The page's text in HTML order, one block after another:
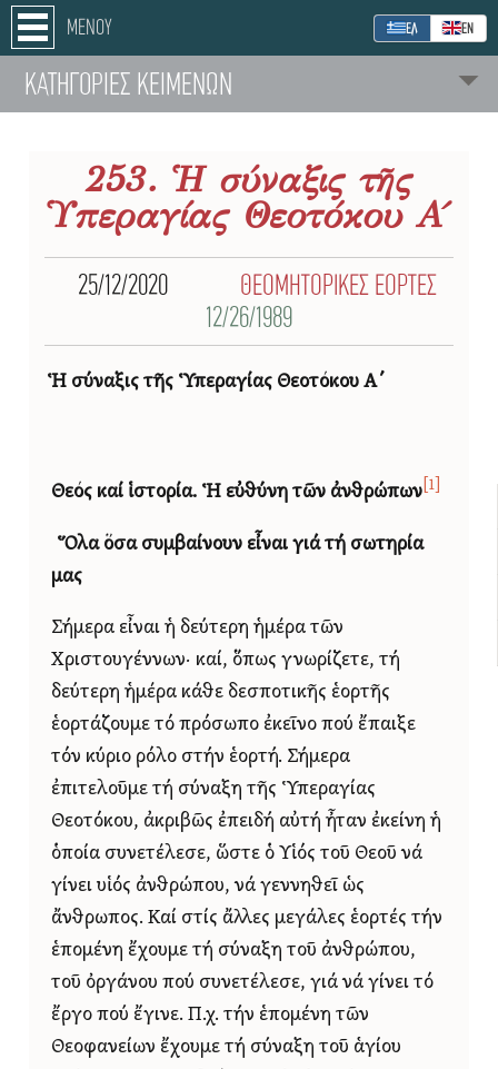
ΜΕΝΟΥ ΕΛ ΕΝ
ΚΑΤΗΓΟΡΙΕΣ ΚΕΙΜΕΝΩΝ
253. Ἡ σύναξις τῆς
Ὑπεραγίας Θεοτόκου Α΄
25/12/2020
ΘΕΟΜΗΤΟΡΙΚΕΣ ΕΟΡΤΕΣ
12/26/1989
Ἡ σύναξις τῆς Ὑπεραγίας Θεοτόκου Α΄
Θεός καί ἱστορία.Ἡ εὐθύνη τῶν ἀνθρώπων [1]
Ὅλα ὅσα συμβαίνουν εἶναι γιά τή σωτηρία
μας
Σήμερα εἶναι ἡ δεύτερη ἡμέρα τῶν
Χριστουγέννων· καί, ὅπως γνωρίζετε, τή
δεύτερη ἡμέρα κάθε δεσποτικῆς ἑορτῆς
ἑορτάζουμε τό πρόσωπο ἐκεῖνο πού ἔπαιξε
τόν κύριο ρόλο στήν ἑορτή. Σήμερα
ἐπιτελοῦμε τή σύναξη τῆς Ὑπεραγίας
Θεοτόκου, ἀκριβῶς ἐπειδή αὐτή ἦταν ἐκείνη ἡ
ὁποία συνετέλεσε, ὥστε ὁ Υἱός τοῦ Θεοῦ νά
γίνει υἱός ἀνθρώπου, νά γεννηθεῖ ὡς
ἄνθρωπος. Καί στίς ἄλλες μεγάλες ἑορτές τήν
ἑπομένη ἔχουμε τή σύναξη τοῦ ἀνθρώπου,
τοῦ ὀργάνου πού συνετέλεσε, γιά νά γίνει τό
ἔργο πού ἔγινε. Π.χ. τήν ἑπομένη τῶν
Θεοφανείων ἔχουμε τή σύναξη τοῦ ἁγίου